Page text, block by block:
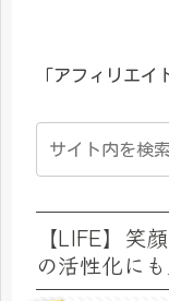
「アフィリエイ
【LIFE】
の活性化に